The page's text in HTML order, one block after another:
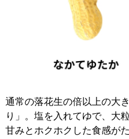
通常の落花生の倍以上の大
り」。塩を入れてゆで、大
甘みとホクホクした食感が